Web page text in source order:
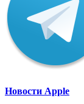
Новости Apple